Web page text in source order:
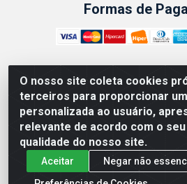
O nosso site coleta cookies
terceiros para proporcionar
personalizada ao usuário,
relevante de acordo com o
qualidade do nosso site.
Aceitar
Negar não
Formas de
ABRASEG COMÉRCIO
10.894.768/0001-00 - Avenida
Penha Circular - Rio de Janeiro -